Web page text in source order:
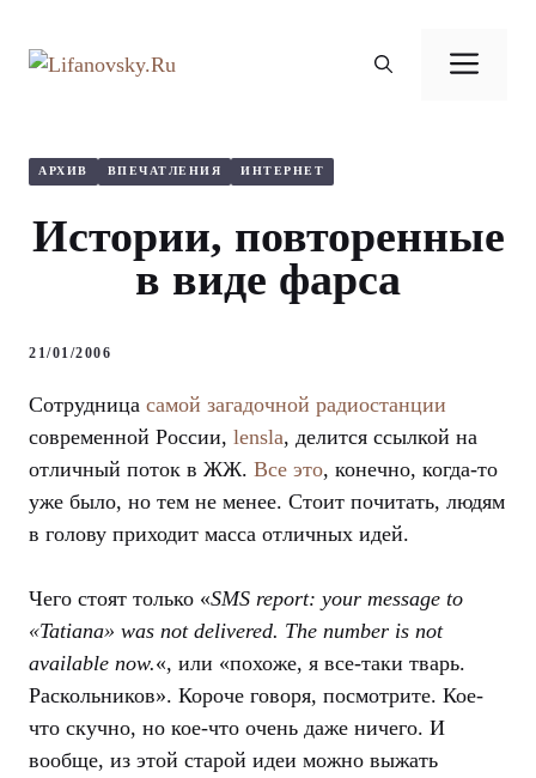
содержимому
АРХИВ ВПЕЧАТЛЕНИЯ ИНТЕРНЕТ
Истории, повторенные
в виде фарса
21/01/2006
Сотрудница самой загадочной радиостанции
современной России, lensla, делится ссылкой на
отличный поток в ЖЖ. Все это, конечно, когда-то
уже было, но тем не менее. Стоит почитать, людям
в голову приходит масса отличных идей.
Чего стоят только «SMS report: your message to
«Tatiana» was not delivered. The number is not
available now.«, или «похоже, я все-таки тварь.
Раскольников». Короче говоря, посмотрите. Кое-
что скучно, но кое-что очень даже ничего. И
вообще, из этой старой идеи можно выжать